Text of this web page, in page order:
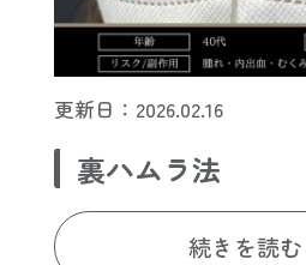
更新日：2026.02.16
裏ハムラ法
続きを読む